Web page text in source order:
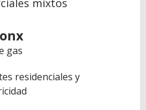
mixtos
gas
residenciales y